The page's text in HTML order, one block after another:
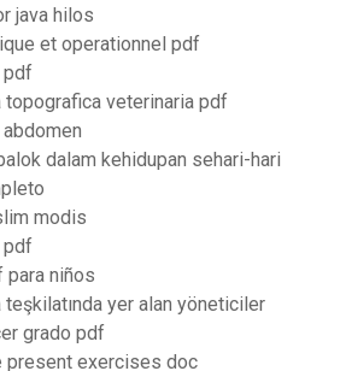
java hilos
et operationnel pdf
pdf
veterinaria pdf
dalam kehidupan sehari-hari
modis
pdf
para niños
yer alan yöneticiler
grado pdf
present exercises doc